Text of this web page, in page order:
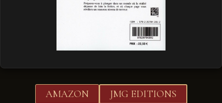
AMAZON JMG EDITIONS